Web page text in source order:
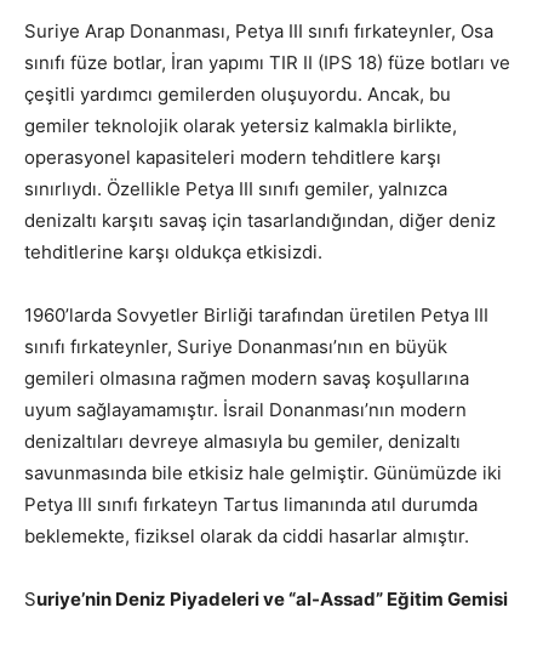
Suriye Arap Donanması, Petya III sınıfı fırkateynler, Osa
sınıfı füze botlar, İran yapımı TIR II (IPS 18) füze botları ve
çeşitli yardımcı gemilerden oluşuyordu. Ancak, bu
gemiler teknolojik olarak yetersiz kalmakla birlikte,
operasyonel kapasiteleri modern tehditlere karşı
sınırlıydı. Özellikle Petya III sınıfı gemiler, yalnızca
denizaltı karşıtı savaş için tasarlandığından, diğer deniz
tehditlerine karşı oldukça etkisizdi.
1960’larda Sovyetler Birliği tarafından üretilen Petya III
sınıfı fırkateynler, Suriye Donanması’nın en büyük
gemileri olmasına rağmen modern savaş koşullarına
uyum sağlayamamıştır. İsrail Donanması’nın modern
denizaltıları devreye almasıyla bu gemiler, denizaltı
savunmasında bile etkisiz hale gelmiştir. Günümüzde iki
Petya III sınıfı fırkateyn Tartus limanında atıl durumda
beklemekte, fiziksel olarak da ciddi hasarlar almıştır.
Suriye’nin Deniz Piyadeleri ve “al-Assad” Eğitim Gemisi